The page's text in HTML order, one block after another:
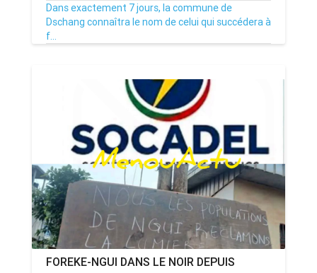
Dans exactement 7 jours, la commune de
Dschang connaîtra le nom de celui qui succédera à
f...
FOREKE-NGUI DANS LE NOIR DEPUIS